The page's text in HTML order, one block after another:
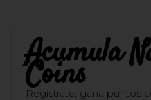
Acumula
Coins
Regístrate, gana puntos